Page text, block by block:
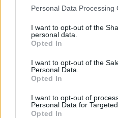
Please note that this website/
not limited to your visit or
grant or deny consent to
use your data for below
consent section.
Personal Data Processing
I want to opt-out of the
personal data.
Opted In
I want to opt-out of the
Personal Data.
Opted In
I want to opt-out of
Personal Data for
Opted In
Dionysus (a bor istenének)
A faun mitikus alakja számos
mindenképp említésre méltó
Nyizsinszkij-féle 1912-es
balett hagyományos nyelvi
erotikus művet Párizsban